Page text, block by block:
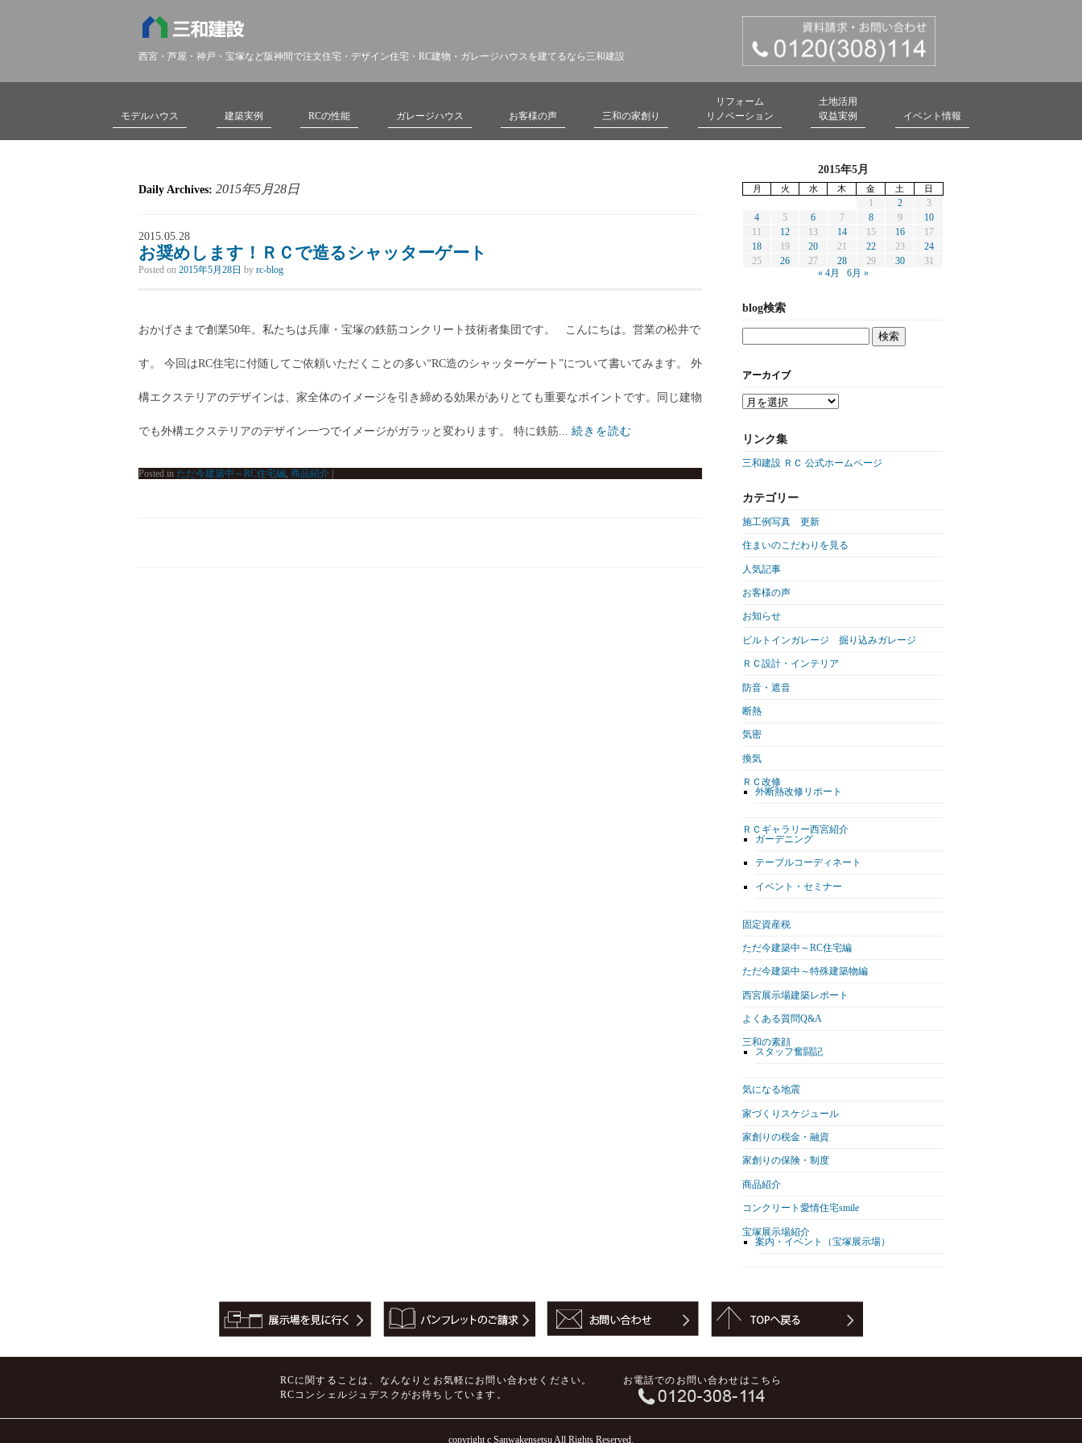
西宮・芦屋・神戸・宝塚など阪神間で注文住宅・デザイン住宅・RC建物・ガレージハウスを建てるなら三和建設
モデルハウス 建築実例 RCの性能 ガレージハウス お客様の声 三和の家創り
リフォーム
リノベーション
土地活用
収益実例
イベント情報
Daily Archives: 2015年5月28日
2015.05.28
お奨めします！ＲＣで造るシャッターゲート
Posted on 2015年5月28日 by rc-blog
おかげさまで創業50年。私たちは兵庫・宝塚の鉄筋コンクリート技術者集団です。 こんにちは。営業の松井で
す。 今回はRC住宅に付随してご依頼いただくことの多い“RC造のシャッターゲート”について書いてみます。 外
構エクステリアのデザインは、家全体のイメージを引き締める効果がありとても重要なポイントです。同じ建物
でも外構エクステリアのデザイン一つでイメージがガラッと変わります。 特に鉄筋... 続きを読む
Posted in ただ今建築中～RC住宅編, 商品紹介 |
2015年5月
月 火 水 木 金 土 日
1 2
3
4
5 6 7 8 9
10
11
12 13 14 15 16
17
18
19 20 21 22 23
24
25
26 27 28 29 30
31
« 4月
6月 »
blog検索
アーカイブ
リンク集
三和建設 ＲＣ 公式ホームページ
カテゴリー
施工例写真 更新
住まいのこだわりを見る
人気記事
お客様の声
お知らせ
ビルトインガレージ 掘り込みガレージ
ＲＣ設計・インテリア
防音・遮音
断熱
気密
換気
ＲＣ改修
外断熱改修リポート
ＲＣギャラリー西宮紹介
ガーデニング
テーブルコーディネート
イベント・セミナー
固定資産税
ただ今建築中～RC住宅編
ただ今建築中～特殊建築物編
西宮展示場建築レポート
よくある質問Q&A
三和の素顔
スタッフ奮闘記
気になる地震
家づくりスケジュール
家創りの税金・融資
家創りの保険・制度
商品紹介
コンクリート愛情住宅smile
宝塚展示場紹介
案内・イベント（宝塚展示場）
RCに関することは、 なんなりとお気軽にお問い合わせください。
RCコンシェルジュデスクがお待ちしています。
お電話でのお問い合わせはこちら
copyright c Sanwakensetsu All Rights Reserved.